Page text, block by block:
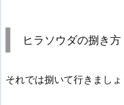
ヒラソウダの捌き方
それでは捌いて行きましょ